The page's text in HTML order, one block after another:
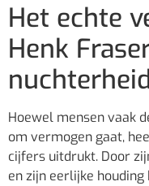
Het echte
Henk
Hoewel mensen vaak
om vermogen gaat,
cijfers uitdrukt. Door
en zijn eerlijke